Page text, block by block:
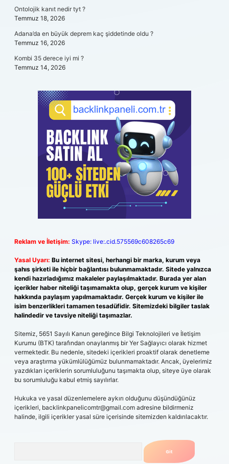
Ontolojik kanıt nedir tyt ?
Temmuz 18, 2026
Adana’da en büyük deprem kaç şiddetinde oldu ?
Temmuz 16, 2026
Kombi 35 derece iyi mi ?
Temmuz 14, 2026
Reklam ve İletişim: Skype: live:.cid.575569c608265c69
Yasal Uyarı: Bu internet sitesi, herhangi bir marka, kurum veya
şahıs şirketi ile hiçbir bağlantısı bulunmamaktadır. Sitede yalnızca
kendi hazırladığımız makaleler paylaşılmaktadır. Burada yer alan
içerikler haber niteliği taşımamakta olup, gerçek kurum ve kişiler
hakkında paylaşım yapılmamaktadır. Gerçek kurum ve kişiler ile
isim benzerlikleri tamamen tesadüfidir. Sitemizdeki bilgiler taslak
halindedir ve tavsiye niteliği taşımazlar.
Sitemiz, 5651 Sayılı Kanun gereğince Bilgi Teknolojileri ve İletişim
Kurumu (BTK) tarafından onaylanmış bir Yer Sağlayıcı olarak hizmet
vermektedir. Bu nedenle, sitedeki içerikleri proaktif olarak denetleme
veya araştırma yükümlülüğümüz bulunmamaktadır. Ancak, üyelerimiz
yazdıkları içeriklerin sorumluluğunu taşımakta olup, siteye üye olarak
bu sorumluluğu kabul etmiş sayılırlar.
Hukuka ve yasal düzenlemelere aykırı olduğunu düşündüğünüz
içerikleri, backlinkpanelicomtr@gmail.com adresine bildirmeniz
halinde, ilgili içerikler yasal süre içerisinde sitemizden kaldırılacaktır.